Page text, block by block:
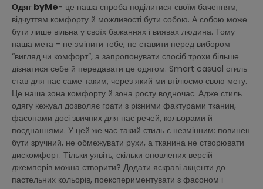
Одяг byMe- це наша спроба поділитися своїм баченням,
відчуттям комфорту й можливості бути собою. А собою може
бути лише вільна у своїх бажаннях і виявах людина. Тому
наша мета - не змінити тебе, не ставити перед вибором
“вигляд чи комфорт”, а запропонувати спосіб трохи більше
дізнатися себе й передавати це одягом. Smart casual стиль
став для нас саме таким, через який ми втілюємо свою мету.
Це наша зона комфорту й зона росту водночас. Адже стиль
одягу кежуал дозволяє грати з різними фактурами тканин,
фасонами досі звичних для нас речей, кольорами й
поєднаннями. У цей же час такий стиль є незмінним: повинен
бути зручний, не обмежувати рухи, а тканина не створювати
дискомфорт. Тільки уявіть, скільки оновлених версій
джемперів можна створити? Додати яскраві акценти до
пастельних кольорів, поекспериментувати з фасоном і